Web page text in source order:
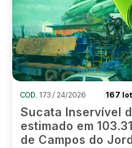
COD. 173 / 24/2026 167
Sucata Inservível
estimado em
de Campos do